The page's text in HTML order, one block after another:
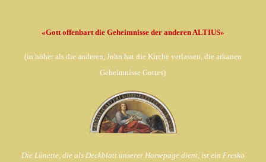
«Gott offenbart die Geheimnisse der anderen ALTIUS»
(in höher als die anderen, John hat die Kirche verlassen, die arkanen
Geheimnisse Gottes)
Die Lünette, die als Deckblatt unserer Homepage dient, ist ein Fresko